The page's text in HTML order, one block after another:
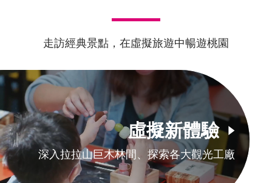
走訪經典景點，在虛擬旅遊中暢遊桃園
虛擬新體驗
深入拉拉山巨木林間、探索各大觀光工廠